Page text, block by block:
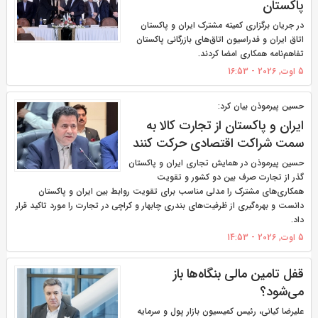
پاکستان
در جریان برگزاری کمیته مشترک ایران و پاکستان
اتاق ایران و فدراسیون اتاق‌های بازرگانی پاکستان
تفاهم‌نامه همکاری امضا کردند.
5 اوت, 2026 - 16:53
حسین پیرموذن بیان کرد:
ایران و پاکستان از تجارت کالا به
سمت شراکت اقتصادی حرکت کنند
حسین پیرموذن در همایش تجاری ایران و پاکستان
گذر از تجارت صرف بین دو کشور و تقویت
همکاری‌های مشترک را مدلی مناسب برای تقویت روابط بین ایران و پاکستان
دانست و بهره‌گیری از ظرفیت‌های بندری چابهار و کراچی در تجارت را مورد تاکید قرار
داد.
5 اوت, 2026 - 14:53
قفل تامین مالی بنگاه‌ها باز
می‌شود؟
علیرضا کیانی، رئیس کمیسیون بازار پول و سرمایه